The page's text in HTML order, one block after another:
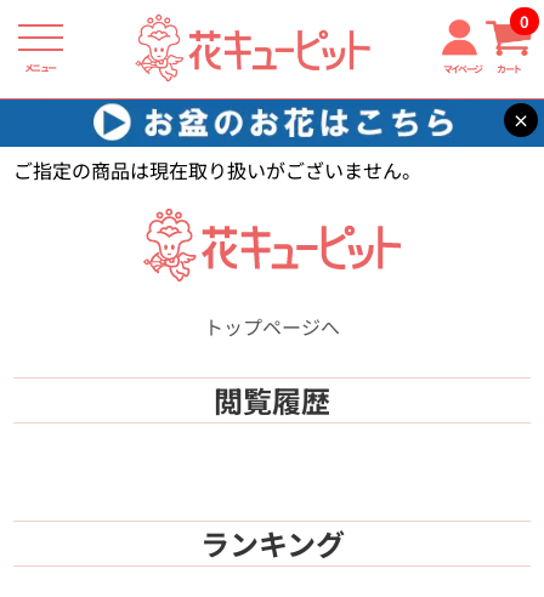
メニュー マイページ カート
0
×
花キューピット 【】
ご指定の商品は現在取り扱いがございません。
トップページへ
閲覧履歴
ランキング